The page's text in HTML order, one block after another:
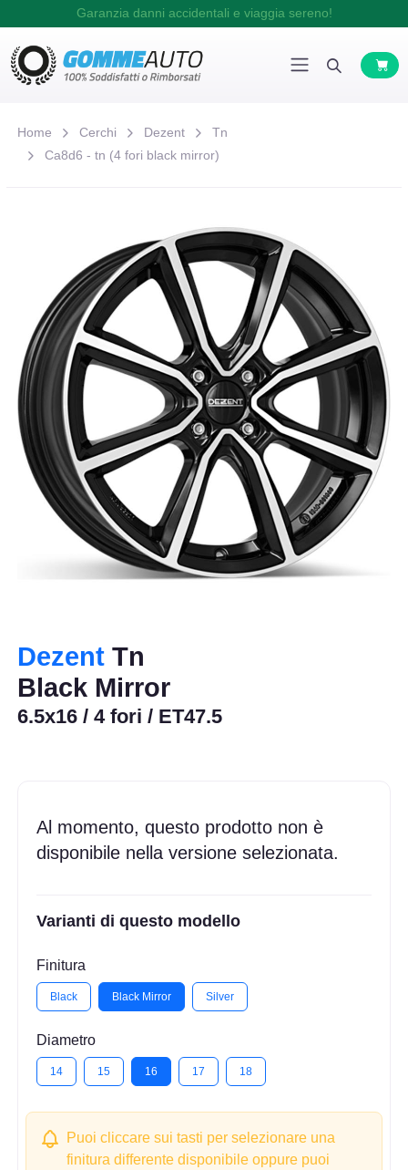
Garanzia danni accidentali e viaggia sereno!
Home Cerchi Dezent
Tn
Ca8d6 - tn (4 fori black mirror)
Dezent Tn
Black Mirror
6.5x16 / 4 fori / ET47.5
Al momento, questo prodotto non è
disponibile nella versione selezionata.
Varianti di questo modello
Finitura
Black Black Mirror Silver
Diametro
14 15 16 17 18
Puoi cliccare sui tasti per selezionare una
finitura differente disponibile oppure puoi